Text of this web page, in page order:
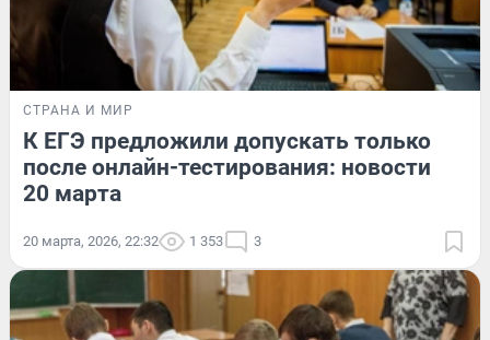
СТРАНА И МИР
К ЕГЭ предложили допускать только
после онлайн-тестирования: новости
20 марта
20 марта, 2026, 22:32 1 353 3